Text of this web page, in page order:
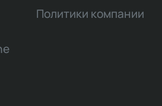
Политики компании